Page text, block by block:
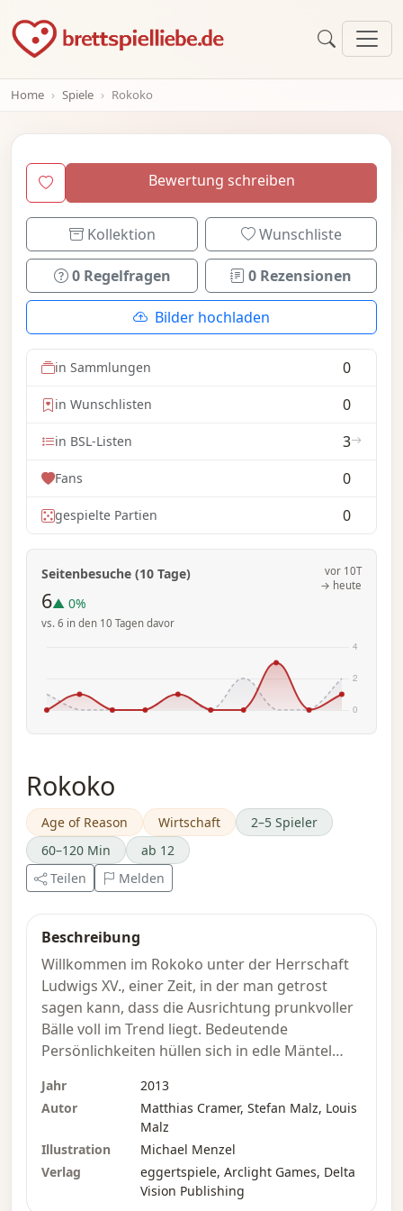
Home Spiele Rokoko
Bewertung schreiben
Kollektion Wunschliste
0 Regelfragen 0 Rezensionen
Bilder hochladen
in Sammlungen 0
in Wunschlisten 0
in BSL-Listen 3
Fans 0
gespielte Partien 0
Seitenbesuche (10 Tage)
6▲ 0%
vs. 6 in den 10 Tagen davor
vor 10T
→ heute
Rokoko
Age of Reason Wirtschaft
2–5 Spieler
60–120 Min
ab 12
Teilen
Melden
Beschreibung
Willkommen im Rokoko unter der Herrschaft
Ludwigs XV., einer Zeit, in der man getrost
sagen kann, dass die Ausrichtung prunkvoller
Bälle voll im Trend liegt. Bedeutende
Persönlichkeiten hüllen sich in edle Mäntel
zu übertreffen. Da das größte Ereignis in nur
wenigen Wochen bevorsteht, wenden sich alle
mit ihren Wünschen an dich: hier ein eleganter
Mantel, dort ein atemberaubendes Kleid oder
eine Spende zur Finanzierung des Feuerwerks
bei der Veranstaltung. Bald wird dir klar, dass
Jahr
2013
Autor
Matthias Cramer, Stefan Malz, Louis
Malz
Illustration
Michael Menzel
Verlag
eggertspiele, Arclight Games, Delta
Vision Publishing